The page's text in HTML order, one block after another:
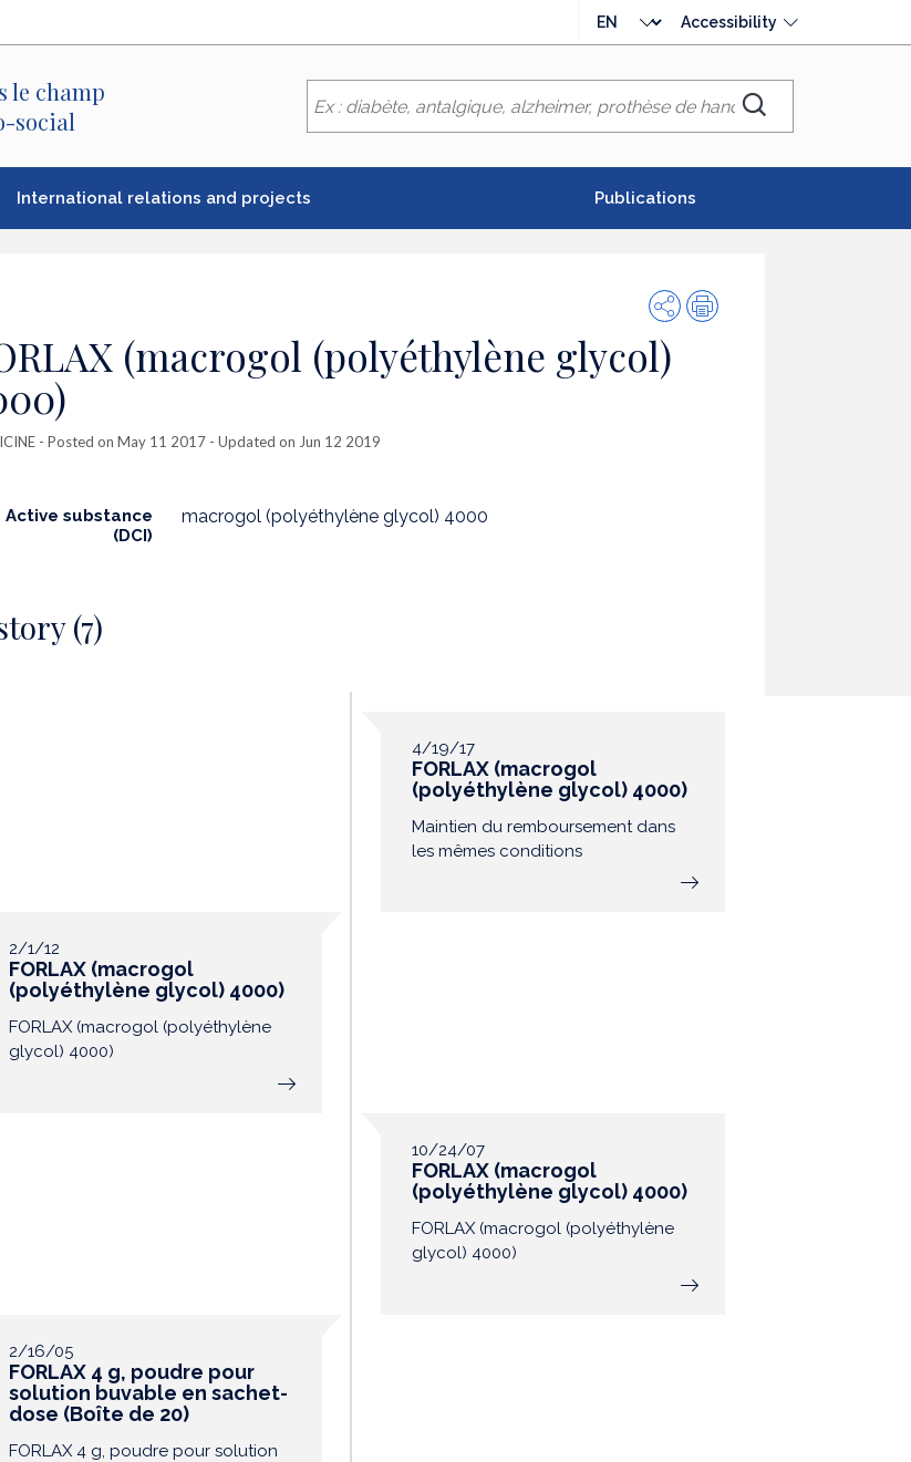
language
Accessibility
le champ
social
Chercher
International relations and projects Publications
SharePrint
(macrogol (polyéthylène glycol)
- Posted on May 11 2017 - Updated on Jun 12 2019
Active substance
(DCI)
macrogol (polyéthylène glycol) 4000
(7)
4/19/17
FORLAX (macrogol
(polyéthylène glycol) 4000)
Maintien du remboursement dans
les mêmes conditions
2/1/12
FORLAX (macrogol
(polyéthylène glycol) 4000)
FORLAX (macrogol (polyéthylène
glycol) 4000)
10/24/07
FORLAX (macrogol
(polyéthylène glycol) 4000)
FORLAX (macrogol (polyéthylène
glycol) 4000)
2/16/05
FORLAX 4 g, poudre pour
solution buvable en sachet-
dose (Boîte de 20)
FORLAX 4 g, poudre pour solution